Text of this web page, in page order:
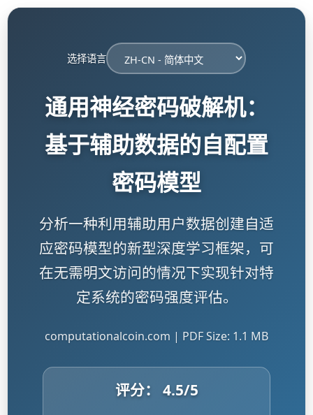
选择语言
通用神经密码破解机：
基于辅助数据的自配置
密码模型
分析一种利用辅助用户数据创建自适
应密码模型的新型深度学习框架，可
在无需明文访问的情况下实现针对特
定系统的密码强度评估。
computationalcoin.com | PDF Size: 1.1 MB
评分： 4.5/5